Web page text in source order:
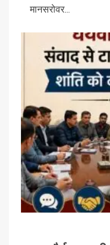
मानसरोवर...